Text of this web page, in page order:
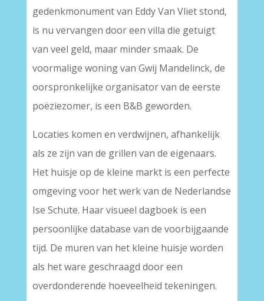
gedenkmonument van Eddy Van Vliet stond,
is nu vervangen door een villa die getuigt
van veel geld, maar minder smaak. De
voormalige woning van Gwij Mandelinck, de
oorspronkelijke organisator van de eerste
poëziezomer, is een B&B geworden.
Locaties komen en verdwijnen, afhankelijk
als ze zijn van de grillen van de eigenaars.
Het huisje op de kleine markt is een perfecte
omgeving voor het werk van de Nederlandse
Ise Schute. Haar visueel dagboek is een
persoonlijke database van de voorbijgaande
tijd. De muren van het kleine huisje worden
als het ware geschraagd door een
overdonderende hoeveelheid tekeningen.